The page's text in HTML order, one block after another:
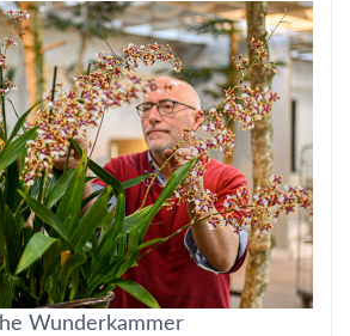
Wunderkammer